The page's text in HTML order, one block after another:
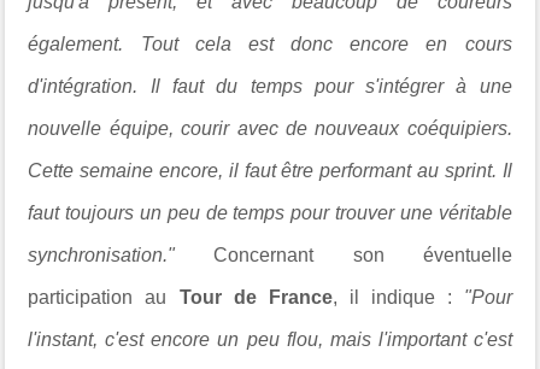
également. Tout cela est donc encore en cours
d'intégration. Il faut du temps pour s'intégrer à une
nouvelle équipe, courir avec de nouveaux coéquipiers.
Cette semaine encore, il faut être performant au sprint. Il
faut toujours un peu de temps pour trouver une véritable
synchronisation." Concernant son éventuelle
participation au Tour de France, il indique : "Pour
l'instant, c'est encore un peu flou, mais l'important c'est